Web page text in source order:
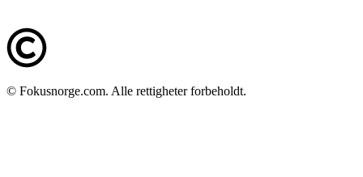
© Fokusnorge.com. Alle rettigheter forbeholdt.